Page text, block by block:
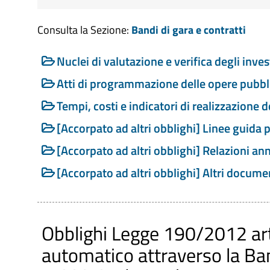
Riferimenti normativi:
realizzazione e valutazione delle opere
D. Lgs. n. 50/2016 Art. 21, c. 7 -
D. Lgs. n. 50/2016 Art. 29 - Principi in
Contenuti dell'obbligo
Informazioni relative ai nuclei di
funzioni e i compiti specifici ad essi
nonchè i relativi aggiornamenti annuali,
di pianificazione ai sensi dell'art. 2 del
Consulta la Sezione: Bandi di gara e contratti
Nuclei di valutazione e verifica degli
Atti di programmazione delle opere
Tempi, costi e indicatori di realizzazione
[Accorpato ad altri obblighi] Linee guida
[Accorpato ad altri obblighi] Relazioni
[Accorpato ad altri obblighi] Altri
Obblighi Legge 190/2012
automatico attraverso la